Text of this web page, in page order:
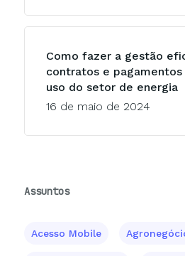
Como fazer a gestão
contratos e pagamentos
uso do setor de energia
16 de maio de 2024
Assuntos
Acesso Mobile